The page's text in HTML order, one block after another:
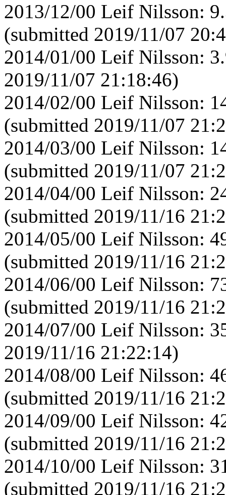
2013/12/00 Leif Nilsson:
(submitted 2019/11/07
2014/01/00 Leif Nilsson:
2019/11/07 21:18:46)
2014/02/00 Leif Nilsson:
(submitted 2019/11/07
2014/03/00 Leif Nilsson:
(submitted 2019/11/07
2014/04/00 Leif Nilsson:
(submitted 2019/11/16
2014/05/00 Leif Nilsson:
(submitted 2019/11/16
2014/06/00 Leif Nilsson:
(submitted 2019/11/16
2014/07/00 Leif Nilsson:
2019/11/16 21:22:14)
2014/08/00 Leif Nilsson:
(submitted 2019/11/16
2014/09/00 Leif Nilsson:
(submitted 2019/11/16
2014/10/00 Leif Nilsson:
(submitted 2019/11/16